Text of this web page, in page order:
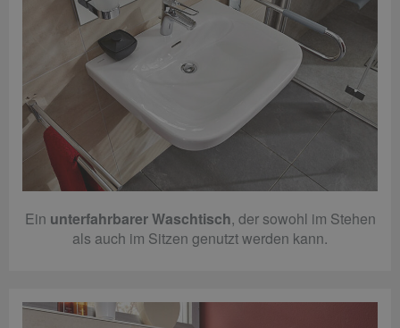
Ein unterfahrbarer Waschtisch, der sowohl im Stehen
als auch im Sitzen genutzt werden kann.